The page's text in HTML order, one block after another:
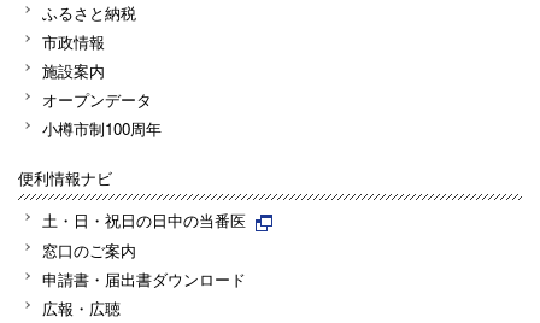
ふるさと納税
市政情報
施設案内
オープンデータ
小樽市制100周年
便利情報ナビ
土・日・祝日の日中の当番医
窓口のご案内
申請書・届出書ダウンロード
広報・広聴